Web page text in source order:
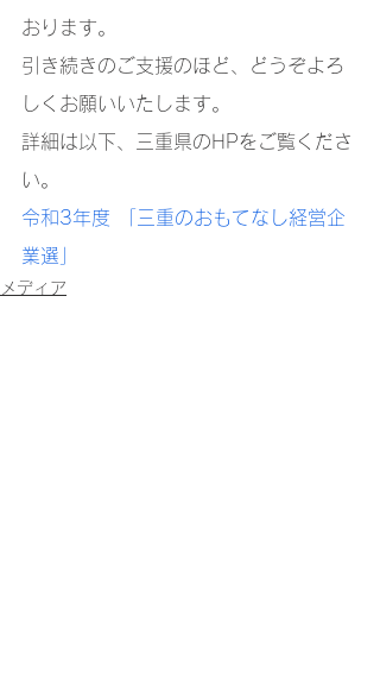
おります。
引き続きのご支援のほど、どうぞよろ
しくお願いいたします。
詳細は以下、三重県のHPをご覧くださ
い。
令和3年度 「三重のおもてなし経営企
業選」
メディア